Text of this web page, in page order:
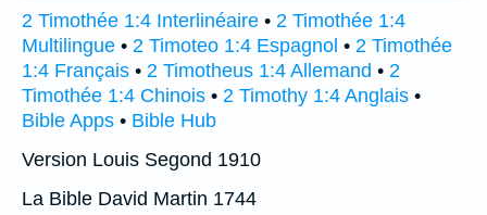
2 Timothée 1:4 Interlinéaire • 2 Timothée 1:4
Multilingue • 2 Timoteo 1:4 Espagnol • 2 Timothée
1:4 Français • 2 Timotheus 1:4 Allemand • 2
Timothée 1:4 Chinois • 2 Timothy 1:4 Anglais •
Bible Apps • Bible Hub
Version Louis Segond 1910
La Bible David Martin 1744